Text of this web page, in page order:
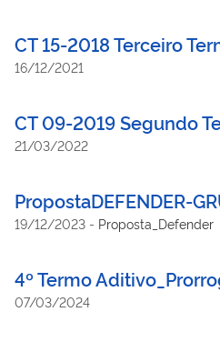
CT 15-2018 Terceiro
16/12/2021
CT 09-2019 Segundo
21/03/2022
PropostaDEFENDER-
19/12/2023 - Proposta_Defender
4º Termo
07/03/2024